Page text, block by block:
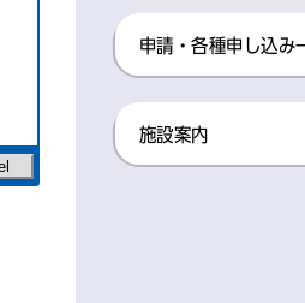
す
申請・各種申し込み
施設案内